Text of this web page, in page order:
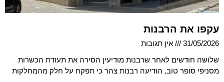
עקפו את הרבנות
31/05/2026
אין תגובות
שלושה חודשים לאחר שרבנות מודיעין הסירה את תעודת הכשרות
מסניפי סופר טוב, הודיעה רבנות צהר כי תפקח על חלק מהמחלקות